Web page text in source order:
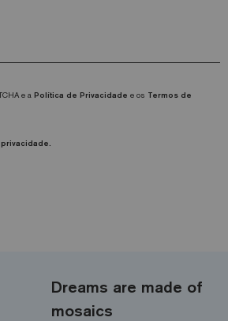
e a Política de Privacidade e os Termos de
Dreams are made of
mosaics